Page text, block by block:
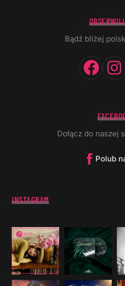
Bądź bliżej
Dołącz do naszej
Polub
INSTAGRAM